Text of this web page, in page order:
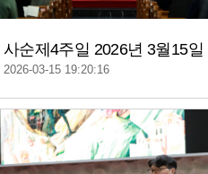
사순제4주일 2026년 3월15일
2026-03-15 19:20:16